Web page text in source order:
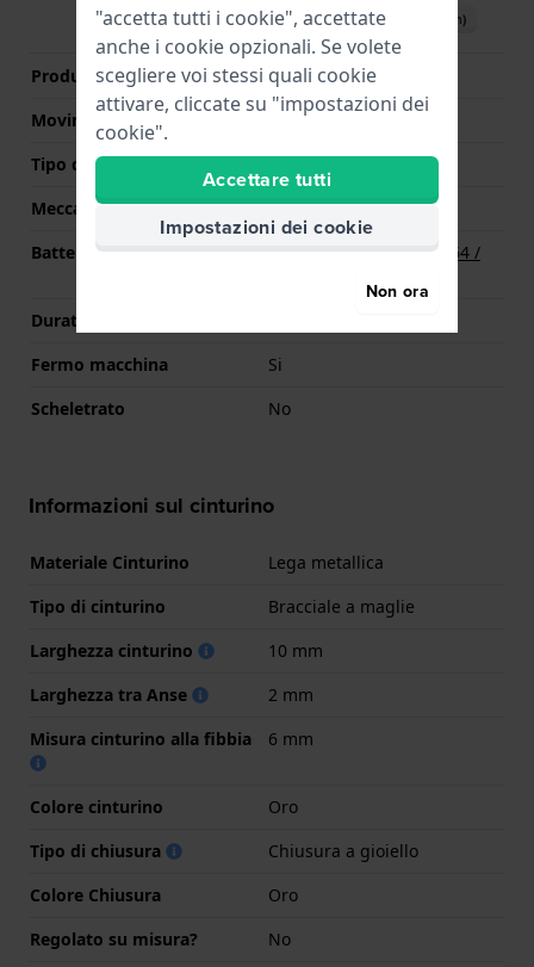
Scarica il manuale (English)
Produttore Movimento
Seiko Instruments Inc.
Movimento svizzero
Tipo di display
Meccanismo
Quarzo
Batteria
Batteria Renata R364 364 /
Durata della batteria
Fermo macchina
Si
Scheletrato
No
Informazioni sul cinturino
Materiale Cinturino
Lega metallica
Tipo di cinturino
Bracciale a maglie
Larghezza cinturino
10 mm
Larghezza tra Anse
2 mm
Misura cinturino alla fibbia
6 mm
Colore cinturino
Oro
Tipo di chiusura
Chiusura a gioiello
Colore Chiusura
Oro
Regolato su misura?
No
"accetta tutti i cookie", accettate
anche i cookie opzionali. Se volete
scegliere voi stessi quali cookie
attivare, cliccate su "impostazioni dei
cookie".
Accettare tutti
Impostazioni dei cookie
Non ora